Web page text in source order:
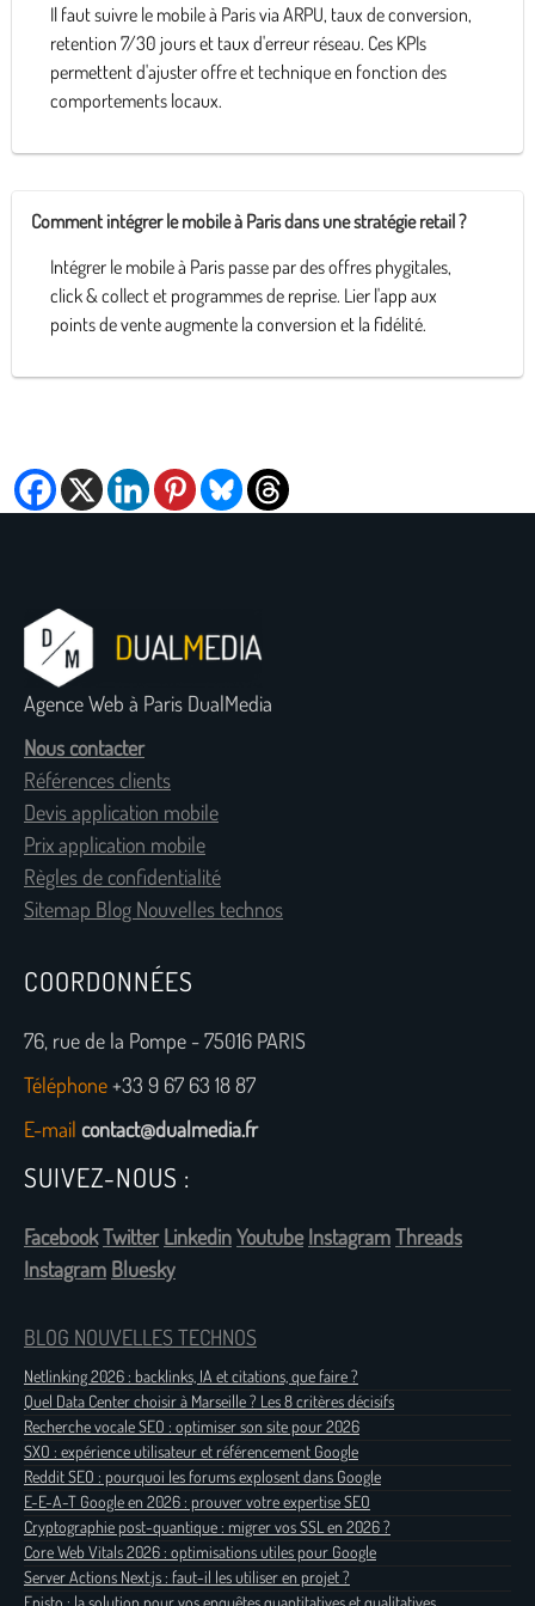
Il faut suivre le mobile à Paris via ARPU, taux de conversion,
retention 7/30 jours et taux d'erreur réseau. Ces KPIs
permettent d'ajuster offre et technique en fonction des
comportements locaux.
Comment intégrer le mobile à Paris dans une stratégie retail ?
Intégrer le mobile à Paris passe par des offres phygitales,
click & collect et programmes de reprise. Lier l'app aux
points de vente augmente la conversion et la fidélité.
Agence Web à Paris DualMedia
Nous contacter
Références clients
Devis application mobile
Prix application mobile
Règles de confidentialité
Sitemap Blog Nouvelles technos
COORDONNÉES
76, rue de la Pompe - 75016 PARIS
Téléphone+33 9 67 63 18 87
E-mail contact@dualmedia.fr
SUIVEZ-NOUS :
FacebookTwitter LinkedinYoutube InstagramThreads
Instagram Bluesky
BLOG NOUVELLES TECHNOS
Netlinking 2026 : backlinks, IA et citations, que faire ?
Quel Data Center choisir à Marseille ? Les 8 critères décisifs
Recherche vocale SEO : optimiser son site pour 2026
SXO : expérience utilisateur et référencement Google
Reddit SEO : pourquoi les forums explosent dans Google
E-E-A-T Google en 2026 : prouver votre expertise SEO
Cryptographie post-quantique : migrer vos SSL en 2026 ?
Core Web Vitals 2026 : optimisations utiles pour Google
Server Actions Next.js : faut-il les utiliser en projet ?
Episto : la solution pour vos enquêtes quantitatives et qualitatives